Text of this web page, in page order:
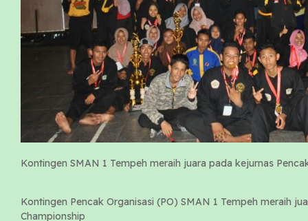
Kontingen SMAN 1 Tempeh meraih juara pada kejurnas
Kontingen Pencak Organisasi (PO) SMAN 1 Tempeh meraih
Championship